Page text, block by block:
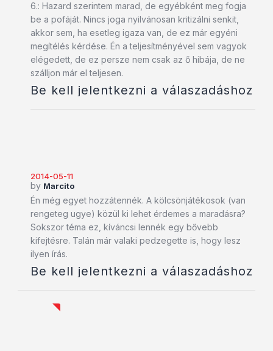
6.: Hazard szerintem marad, de egyébként meg fogja
be a pofáját. Nincs joga nyilvánosan kritizálni senkit,
akkor sem, ha esetleg igaza van, de ez már egyéni
megítélés kérdése. Én a teljesítményével sem vagyok
elégedett, de ez persze nem csak az ő hibája, de ne
szálljon már el teljesen.
Be kell jelentkezni a válaszadáshoz
2014-05-11
by Marcito
Én még egyet hozzátennék. A kölcsönjátékosok (van
rengeteg ugye) közül ki lehet érdemes a maradásra?
Sokszor téma ez, kíváncsi lennék egy bővebb
kifejtésre. Talán már valaki pedzegette is, hogy lesz
ilyen írás.
Be kell jelentkezni a válaszadáshoz